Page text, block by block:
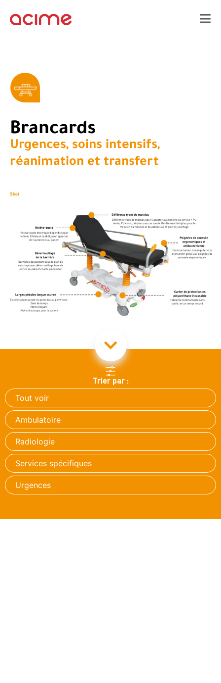
Brancards
Urgences, soins intensifs,
réanimation et transfert
Trier par :
Tout voir
Ambulatoire
Radiologie
Services spécifiques
Urgences